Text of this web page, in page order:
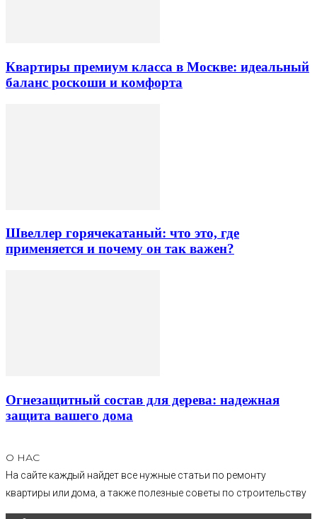
Квартиры премиум класса в Москве: идеальный
баланс роскоши и комфорта
Швеллер горячекатаный: что это, где
применяется и почему он так важен?
Огнезащитный состав для дерева: надежная
защита вашего дома
О НАС
На сайте каждый найдет все нужные статьи по ремонту
квартиры или дома, а также полезные советы по строительству